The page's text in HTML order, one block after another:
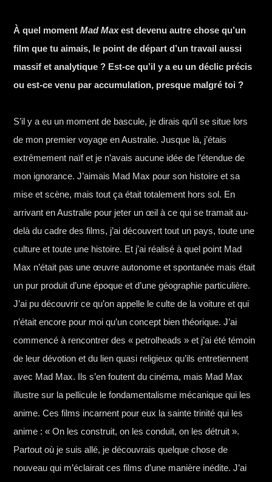
À quel momentMad Maxest devenu autre chose qu’un
film que tu aimais, le point de départ d’un travail aussi
massif et analytique ? Est-ce qu’il y a eu un déclic précis
ou est-ce venu par accumulation, presque malgré toi ?
S’il y a eu un moment de bascule, je dirais qu’il se situe lors
de mon premier voyage en Australie. Jusque là, j’étais
extrêmement naïf et je n’avais aucune idée de l’étendue de
mon ignorance. J’aimais Mad Max pour son histoire et sa
mise et scène, mais tout ça était totalement hors sol. En
arrivant en Australie pour jeter un œil à ce qui se tramait au-
delà du cadre des films, j’ai découvert tout un pays, toute une
culture et toute une histoire. Et j’ai réalisé à quel point Mad
Max n’était pas une œuvre autonome et spontanée mais était
un pur produit d’une époque et d’une géographie particulière.
J’ai pu découvrir ce qu’on appelle le culte de la voiture et qui
n’était encore pour moi qu’un concept bien théorique. J’ai
commencé à rencontrer des « petrolheads » et j’ai été témoin
de leur dévotion et du lien quasi religieux qu’ils entretiennent
avec Mad Max. Ils s’en foutent du cinéma, mais Mad Max
illustre sur la pellicule le fondamentalisme mécanique qui les
anime. Ces films incarnent pour eux la sainte trinité qui les
anime : « On les construit, on les conduit, on les détruit ».
Partout où je suis allé, je découvrais quelque chose de
nouveau qui m’éclairait ces films d’une manière inédite. J’ai